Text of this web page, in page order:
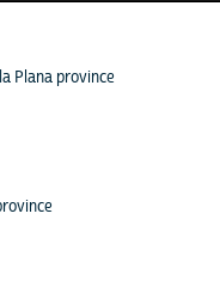
Plana province